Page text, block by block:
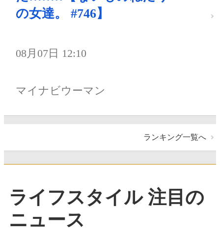
の女達。 #746】
08月07日 12:10
マイナビウーマン
ランキング一覧へ
ライフスタイル 注目の
ニュース